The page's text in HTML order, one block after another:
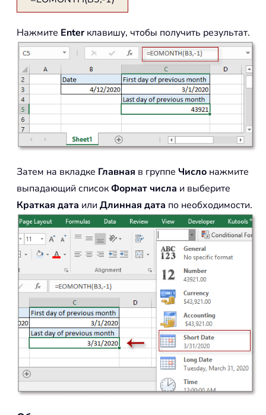
Нажмите Enterклавишу, чтобы получить результат.
Затем на вкладке Главная в группе Число нажмите
выпадающий списокФормат числа и выберите
Краткая дата или Длинная дата по необходимости.